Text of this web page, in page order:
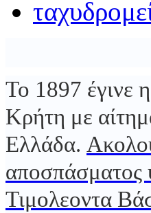
Το 1897 έγινε
Κρήτη με
Ελλάδα.
αποσπάσματος
Τιμολεοντα